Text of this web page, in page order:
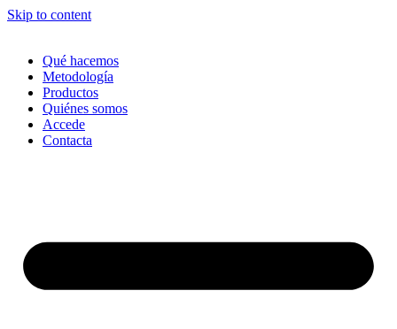
Skip to content
Qué hacemos
Metodología
Productos
Quiénes somos
Accede
Contacta